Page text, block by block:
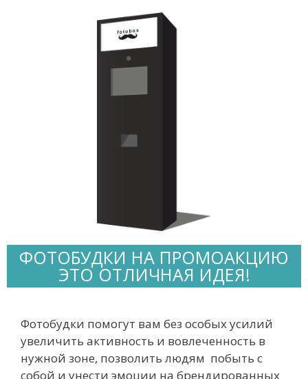
ФОТОБУДКИ НА ПРОМОАКЦИЮ
ЭТО ОТЛИЧНАЯ ИДЕЯ!
Фотобудки помогут вам без особых усилий
увеличить активность и вовлеченность в
нужной зоне, позволить людям побыть с
собой и унести эмоции на брендированных